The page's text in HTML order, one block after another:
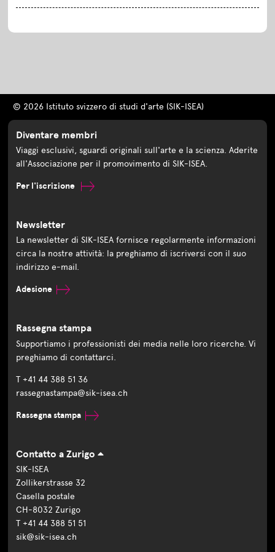
© 2026 Istituto svizzero di studi d'arte (SIK-ISEA)
Diventare membri
Viaggi esclusivi, sguardi originali sull'arte e la scienza. Aderite
all'Associazione per il promovimento di SIK-ISEA.
Per l'iscrizione
Newsletter
La newsletter di SIK-ISEA fornisce regolarmente informazioni
circa la nostre attività: la preghiamo di iscriversi con il suo
indirizzo e-mail.
Adesione
Rassegna stampa
Supportiamo i professionisti dei media nelle loro ricerche. Vi
preghiamo di contattarci.
T +41 44 388 51 36
rassegnastampa@sik-isea.ch
Rassegna stampa
Contatto a Zurigo
SIK-ISEA
Zollikerstrasse 32
Casella postale
CH-8032 Zurigo
T +41 44 388 51 51
sik@sik-isea.ch